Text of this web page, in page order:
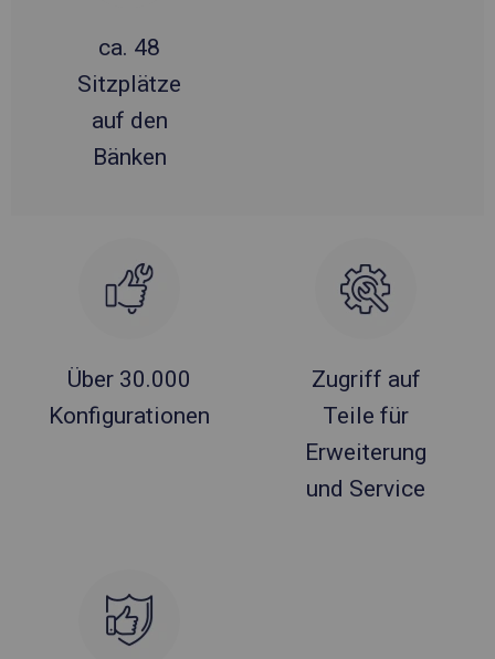
ca. 48
Sitzplätze
auf den
Bänken
Über 30.000
Konfigurationen
Zugriff auf
Teile für
Erweiterung
und Service